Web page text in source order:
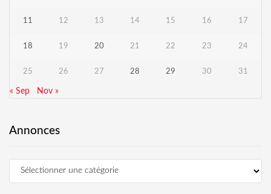
11 12 13 14 15 16 17
18 19 20 21 22 23 24
25 26 27 28 29 30 31
« Sep Nov »
Annonces